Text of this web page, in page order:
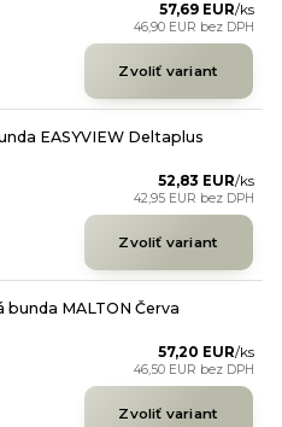
57,69 EUR/ks
46,90 EUR bez DPH
Zvoliť variant
EASYVIEW Deltaplus
52,83 EUR/ks
42,95 EUR bez DPH
Zvoliť variant
MALTON Červa
57,20 EUR/ks
46,50 EUR bez DPH
Zvoliť variant